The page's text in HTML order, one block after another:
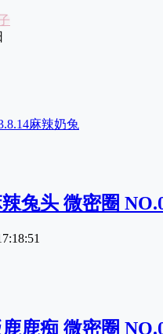
麻辣奶兔
兔头 微密圈
鹿痴 微密圈